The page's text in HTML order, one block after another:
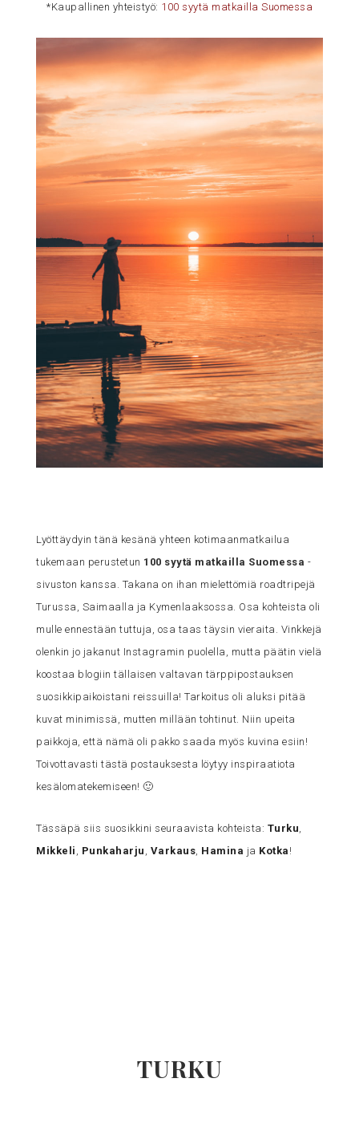
*Kaupallinen yhteistyö: 100 syytä matkailla Suomessa
Lyöttäydyin tänä kesänä yhteen kotimaanmatkailua
tukemaan perustetun 100 syytä matkailla Suomessa -
sivuston kanssa. Takana on ihan mielettömiä roadtripejä
Turussa, Saimaalla ja Kymenlaaksossa. Osa kohteista oli
mulle ennestään tuttuja, osa taas täysin vieraita. Vinkkejä
olenkin jo jakanut Instagramin puolella, mutta päätin vielä
koostaa blogiin tällaisen valtavan tärppipostauksen
suosikkipaikoistani reissuilla! Tarkoitus oli aluksi pitää
kuvat minimissä, mutten millään tohtinut. Niin upeita
paikkoja, että nämä oli pakko saada myös kuvina esiin!
Toivottavasti tästä postauksesta löytyy inspiraatiota
kesälomatekemiseen! 🙂
Tässäpä siis suosikkini seuraavista kohteista: Turku
Mikkeli
Punkaharju Varkaus Hamina ja Kotka !
TURKU